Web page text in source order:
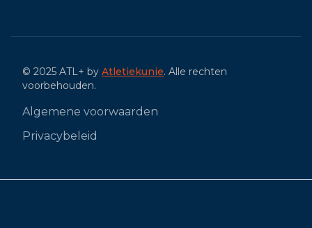
© 2025 ATL+ by Atletiekunie. Alle rechten
voorbehouden.
Algemene voorwaarden
Privacybeleid